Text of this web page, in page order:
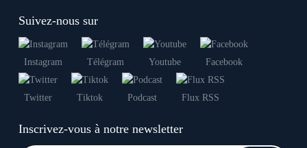
Suivez-nous sur
Instagram Télégram Youtube Facebook
Twitter Tiktok Podcast Flux RSS
Inscrivez-vous à notre newsletter